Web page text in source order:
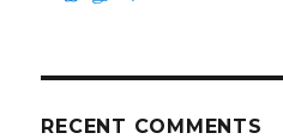
RECENT COMMENTS